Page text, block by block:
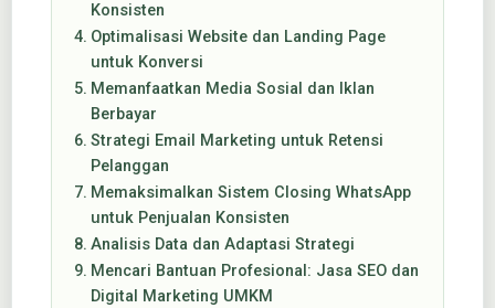
Konsisten
Optimalisasi Website dan Landing Page
untuk Konversi
Memanfaatkan Media Sosial dan Iklan
Berbayar
Strategi Email Marketing untuk Retensi
Pelanggan
Memaksimalkan Sistem Closing WhatsApp
untuk Penjualan Konsisten
Analisis Data dan Adaptasi Strategi
Mencari Bantuan Profesional: Jasa SEO dan
Digital Marketing UMKM